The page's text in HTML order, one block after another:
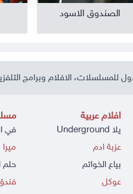
الصندوق الاسود
للمسلسلات، الافلام وبرامج
افلام عربية
يلا Underground
عزبة ادم
بياع الخواتم
عوكل
في